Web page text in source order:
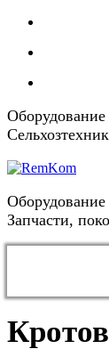
Оборудование
Запчасти,